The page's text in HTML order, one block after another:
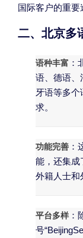
国际客户的重要
二、北京多
语种丰富 ：
语、德语、
牙语等多
求。
功能完善 ：
能，还集成
外籍人士和
平台多样 ：
号